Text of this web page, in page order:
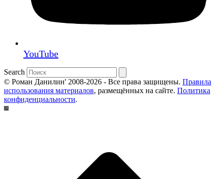
YouTube
Search
© Роман Данилин' 2008-2026 - Все права защищены. Правила
использования материалов, размещённых на сайте. Политика
конфиденциальности.